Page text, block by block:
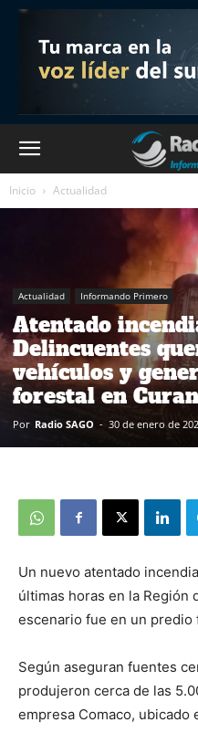
Inicio Actualidad
Actualidad Informando Primero
Atentado
Delincuentes
vehículos y
forestal en
Por Radio SAGO - 30 de enero de
Un nuevo atentado
últimas horas en la Región
escenario fue en un predio
Según aseguran fuentes
produjeron cerca de las
empresa Comaco, ubicado